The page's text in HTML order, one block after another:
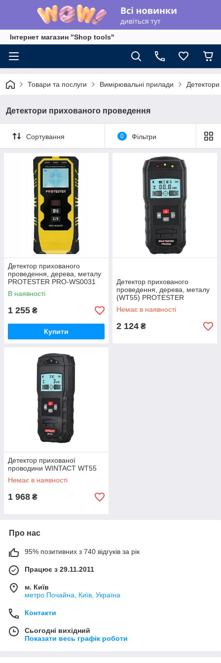
Інтернет магазин "Shop tools"
Товари та послуги Вимірювальні прилади
Детектори прихованого проведення
Сортування 0 Фільтри
Детектор прихованого
проведення, дерева, металу
PROTESTER PRO-WS0031
В наявності
1 255 ₴
Купити
Детектор прихованого
проведення, дерева, металу
(WT55) PROTESTER
PRO5500
Немає в наявності
2 124 ₴
Детектор прихованої
проводини WINTACT WT55
Немає в наявності
1 968 ₴
Про нас
95% позитивних з 740 відгуків за рік
Працює з 29.11.2011
м. Київ
метро Почайна, Київ, Україна
Контакти
Сьогодні вихідний
Показати весь графік роботи